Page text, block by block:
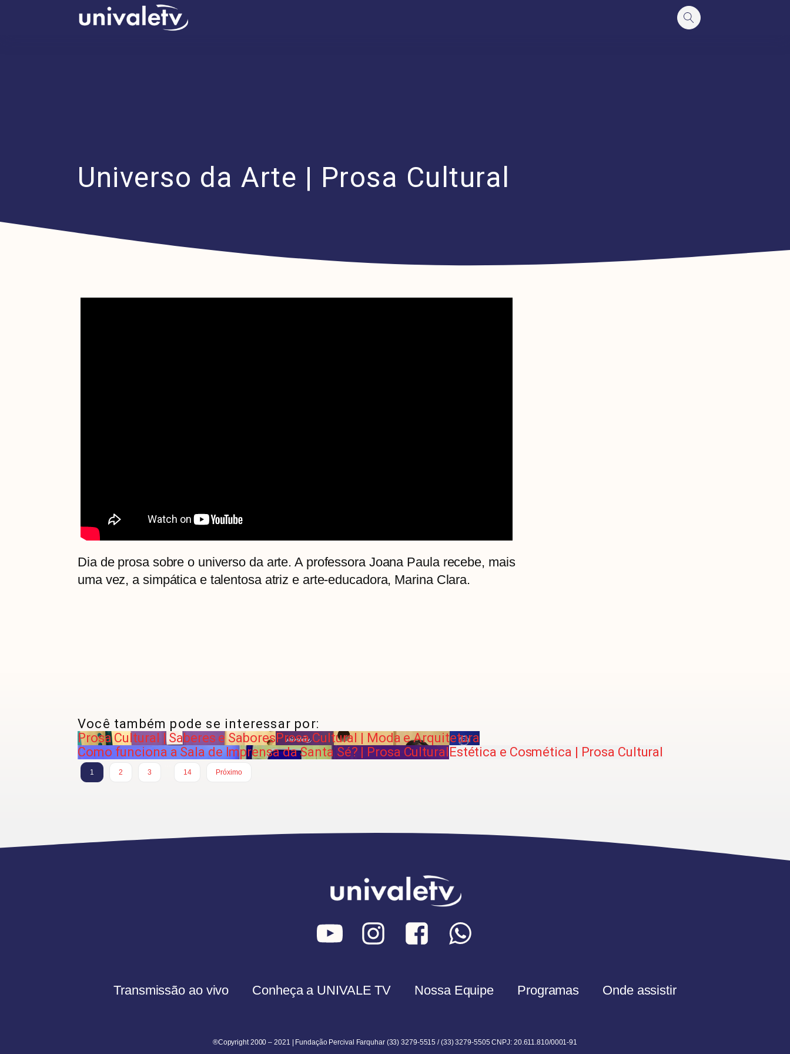
Universo da Arte | Prosa Cultural
Dia de prosa sobre o universo da arte. A professora Joana Paula recebe, mais
uma vez, a simpática e talentosa atriz e arte-educadora, Marina Clara.
Você também pode se interessar por:
Prosa Cultural | Saberes e Sabores Prosa Cultural | Moda e Arquitetura
Como funciona a Sala de Imprensa da Santa Sé? | Prosa Cultural Estética e Cosmética | Prosa Cultural
1 2 3
14
Próximo
Transmissão ao vivo Conheça a UNIVALE TV Nossa Equipe Programas Onde assistir
®Copyright 2000 – 2021 | Fundação Percival Farquhar (33) 3279-5515 / (33) 3279-5505 CNPJ: 20.611.810/0001-91